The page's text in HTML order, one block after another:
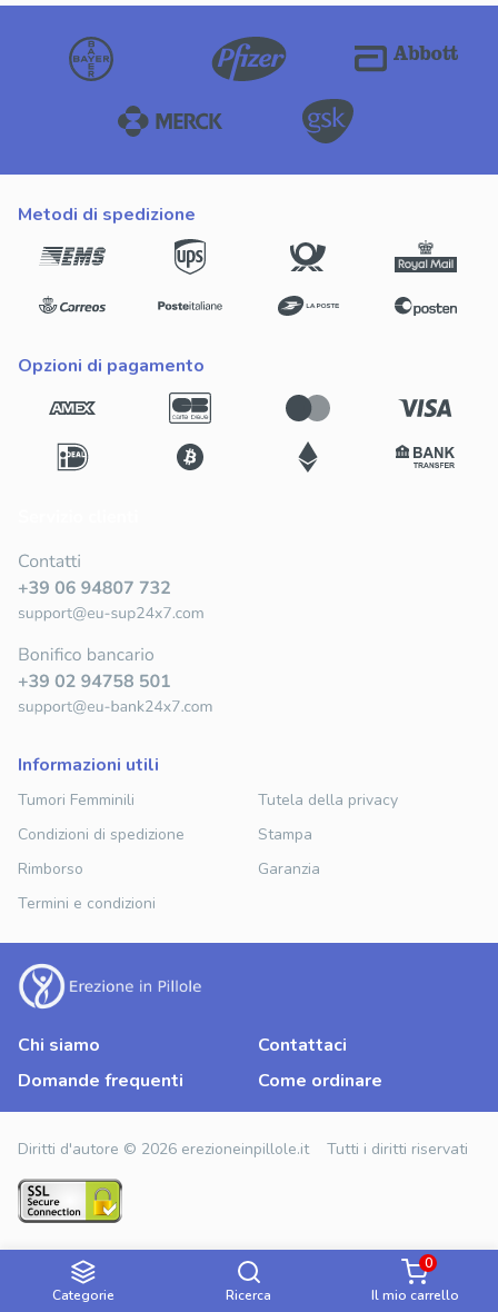
Categorie Ricerca Il mio carrello
0
metodi di spedizione
opzioni di pagamento
informazioni utili
Tumori Femminili
Condizioni di spedizione
Rimborso
Termini e condizioni
Tutela della privacy
Stampa
Garanzia
Chi siamo
Domande frequenti
Contattaci
Come ordinare
Diritti d'autore © 2026 erezioneinpillole.it Tutti i diritti riservati